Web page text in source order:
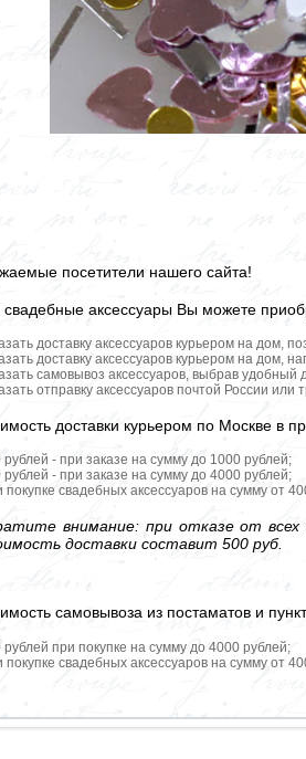
посетители нашего сайта!
свадебные аксессуары Вы можете
доставку аксессуаров курьером на дом,
доставку аксессуаров курьером на дом,
самовывоз аксессуаров, выбрав удобный
отправку аксессуаров почтой России или
доставки курьером по Москве в
рублей - при заказе на сумму до 1000 рублей;
рублей - при заказе на сумму до 4000 рублей;
покупке свадебных аксессуаров на сумму от
внимание: при отказе от всех
доставки составит 500 руб.
самовывоза из постаматов и
рублей при покупке на сумму до 4000 рублей;
покупке свадебных аксессуаров на сумму от